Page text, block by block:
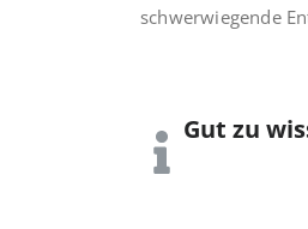
schwerwiegende
Gut zu